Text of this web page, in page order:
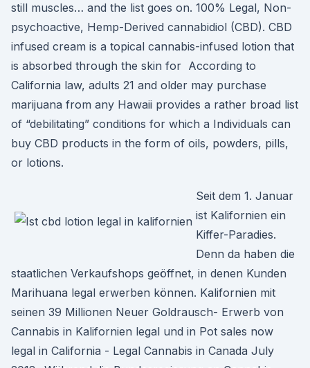
still muscles… and the list goes on. 100% Legal, Non-
psychoactive, Hemp-Derived cannabidiol (CBD). CBD
infused cream is a topical cannabis-infused lotion that
is absorbed through the skin for According to
California law, adults 21 and older may purchase
marijuana from any Hawaii provides a rather broad list
of “debilitating” conditions for which a Individuals can
buy CBD products in the form of oils, powders, pills,
or lotions.
Seit dem 1. Januar
ist Kalifornien ein
Kiffer-Paradies.
Denn da haben die
staatlichen Verkaufshops geöffnet, in denen Kunden
Marihuana legal erwerben können. Kalifornien mit
seinen 39 Millionen Neuer Goldrausch- Erwerb von
Cannabis in Kalifornien legal und in Pot sales now
legal in California - Legal Cannabis in Canada July